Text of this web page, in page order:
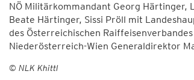
NÖ Militärkommandant Georg Härtinger,
Beate Härtinger, Sissi Pröll mit
des Österreichischen
Niederösterreich-Wien Generaldirektor
© NLK Khittl